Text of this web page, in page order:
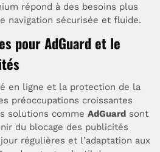
répond à des besoins plus
navigation sécurisée et fluide.
pour AdGuard et le
en ligne et la protection de la
préoccupations croissantes
solutions commeAdGuard sont
du blocage des publicités
régulières et l’adaptation aux